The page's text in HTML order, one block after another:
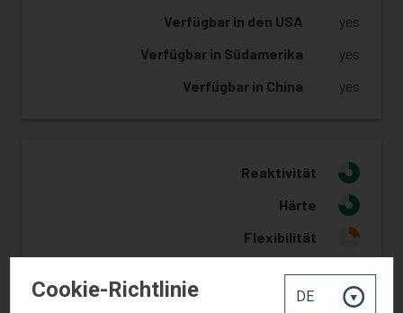
Verfügbar in den USA
yes
Verfügbar in Südamerika
yes
Verfügbar in China
yes
Reaktivität
3
Härte
3
Flexibilität
1
Verklebung
2
Cookie-Richtlinie